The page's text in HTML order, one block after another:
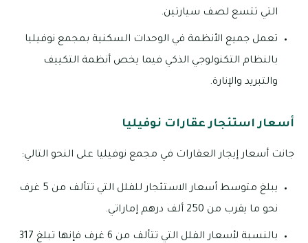
التي تتسع لصف سيارتين.
تعمل جميع الأنظمة في الوحدات السكنية بمجمع نوفيليا
بالنظام التكنولوجي الذكي فيما يخص أنظمة التكييف
والتبريد والإنارة.
أسعار استئجار عقارات نوفيليا
جانت أسعار إيجار العقارات في مجمع نوفيليا على النحو التالي:
يبلغ متوسط أسعار الاستئجار للفلل التي تتألف من 5 غرف
نحو ما يقرب من 250 ألف درهم إماراتي.
بالنسبة لأسعار الفلل التي تتألف من 6 غرف فإنها تبلغ 317